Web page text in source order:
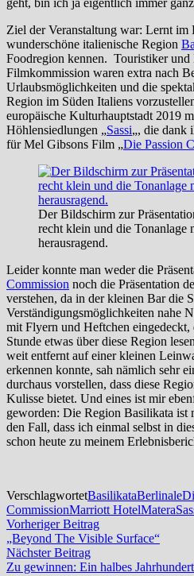
Ziel der Veranstaltung war: Lernt im
wunderschöne italienische Region
Foodregion kennen. Touristiker und
Filmkommission waren extra nach
Urlaubsmöglichkeiten und die
Region im Süden Italiens
europäische Kulturhauptstadt 2019
Höhlensiedlungen „Sassi„, die dank
für Mel Gibsons Film „Die Passion
Der Bildschirm zur
recht klein und die Tonanlage
herausragend.
Leider konnte man weder die
Commission noch die Präsentation
verstehen, da in der kleinen Bar die
Verständigungsmöglichkeiten nahe
mit Flyern und Heftchen
Stunde etwas über diese Region
weit entfernt auf einer kleinen
erkennen konnte, sah nämlich sehr
durchaus vorstellen, dass diese
Kulisse bietet. Und eines ist mir
geworden: Die Region Basilikata ist
den Fall, dass ich einmal selbst in
schon heute zu meinem
VerschlagwortetBasilikataBerlinale
CommissionMarriott HotelMatera
Beitragsnavigation
Vorheriger BeitragVorheriger
Beitrag:
„Beyond The Visible Surface“
Nächster BeitragNächster
Beitrag:
Zu gewinnen: Ein halbes